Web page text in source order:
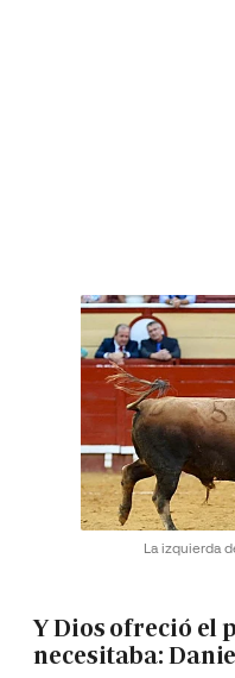
La izquierda
Y Dios ofreció el
necesitaba: